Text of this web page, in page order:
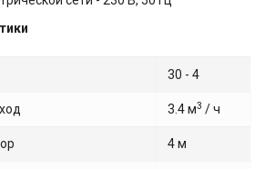
30 - 4
3.4 м3 / ч
4 м